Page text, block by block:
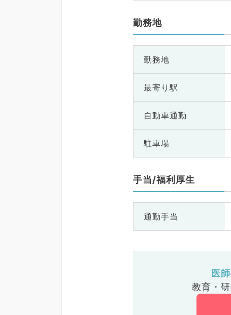
勤務地
勤務地
最寄り駅
自動車通勤
駐車場
手当/福利厚生
通勤手当
医
教育・